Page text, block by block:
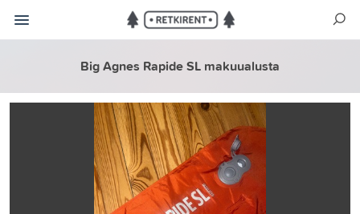
Big Agnes Rapide SL makuualusta